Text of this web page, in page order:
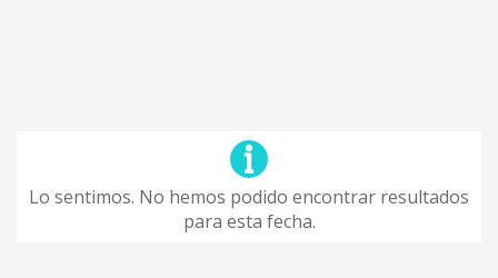
Lo sentimos. No hemos podido encontrar resultados
para esta fecha.